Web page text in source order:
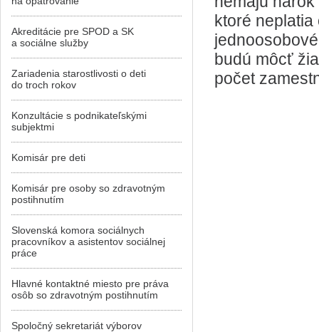
ktoré
budú môcť
počet
Akreditácie pre SPOD a SK
a sociálne služby
Zariadenia starostlivosti o deti
do troch rokov
Konzultácie s podnikateľskými
subjektmi
Komisár pre deti
Komisár pre osoby so zdravotným
postihnutím
Slovenská komora sociálnych
pracovníkov a asistentov sociálnej
práce
Hlavné kontaktné miesto pre práva
osôb so zdravotným postihnutím
Spoločný sekretariát výborov